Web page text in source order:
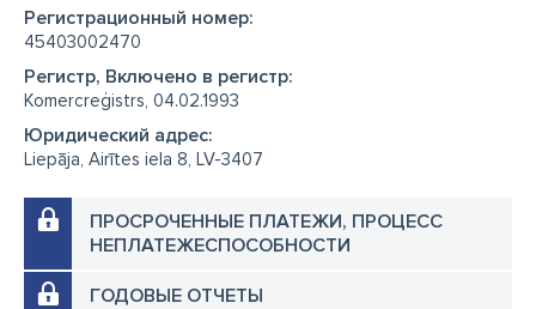
Регистрационный номер:
45403002470
Регистр, Включено в регистр:
Komercreģistrs, 04.02.1993
Юридический адрес:
Liepāja, Airītes iela 8, LV-3407
ПРОСРОЧЕННЫЕ ПЛАТЕЖИ, ПРОЦЕСС
НЕПЛАТЕЖЕСПОСОБНОСТИ
ГОДОВЫЕ ОТЧЕТЫ